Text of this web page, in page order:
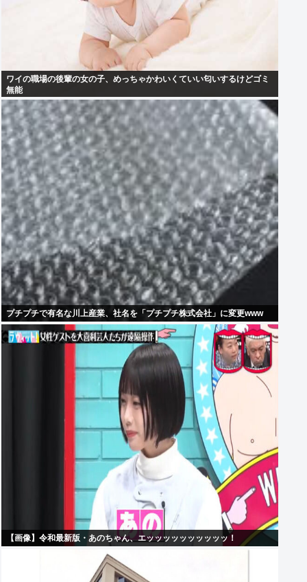
ワイの職場の後輩の女の子、めっちゃかわいくていい匂いするけどゴミ
無能
プチプチで有名な川上産業、社名を「プチプチ株式会社」に変更www
【画像】令和最新版・あのちゃん、エッッッッッッッッッッ！